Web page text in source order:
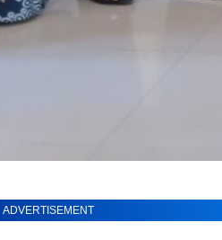
ADVERTISEMENT